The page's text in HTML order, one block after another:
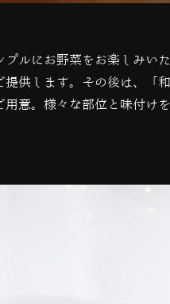
ルにお野菜をお楽しみい
供します。その後は、「
意。様々な部位と味付け